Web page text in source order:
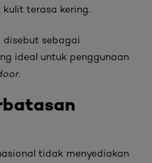
terasa kering.
disebut sebagai
ideal untuk penggunaan
tidak menyediakan